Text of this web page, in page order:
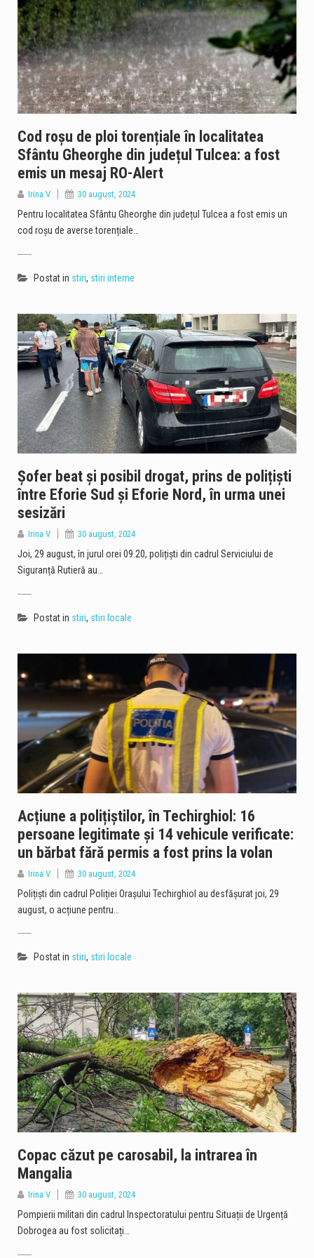
Cod roșu de ploi torențiale în localitatea
Sfântu Gheorghe din județul Tulcea: a fost
emis un mesaj RO-Alert
Irina V 30 august, 2024
Pentru localitatea Sfântu Gheorghe din județul Tulcea a fost emis un
cod roșu de averse torențiale…
Postat in stiri, stiri interne
Șofer beat și posibil drogat, prins de polițiști
între Eforie Sud și Eforie Nord, în urma unei
sesizări
Irina V 30 august, 2024
Joi, 29 august, în jurul orei 09.20, polițiști din cadrul Serviciului de
Siguranță Rutieră au…
Postat in stiri, stiri locale
Acțiune a polițiștilor, în Techirghiol: 16
persoane legitimate și 14 vehicule verificate:
un bărbat fără permis a fost prins la volan
Irina V 30 august, 2024
Polițiști din cadrul Poliției Orașului Techirghiol au desfășurat joi, 29
august, o acțiune pentru…
Postat in stiri, stiri locale
Copac căzut pe carosabil, la intrarea în
Mangalia
Irina V 30 august, 2024
Pompierii militari din cadrul Inspectoratului pentru Situații de Urgență
Dobrogea au fost solicitați…